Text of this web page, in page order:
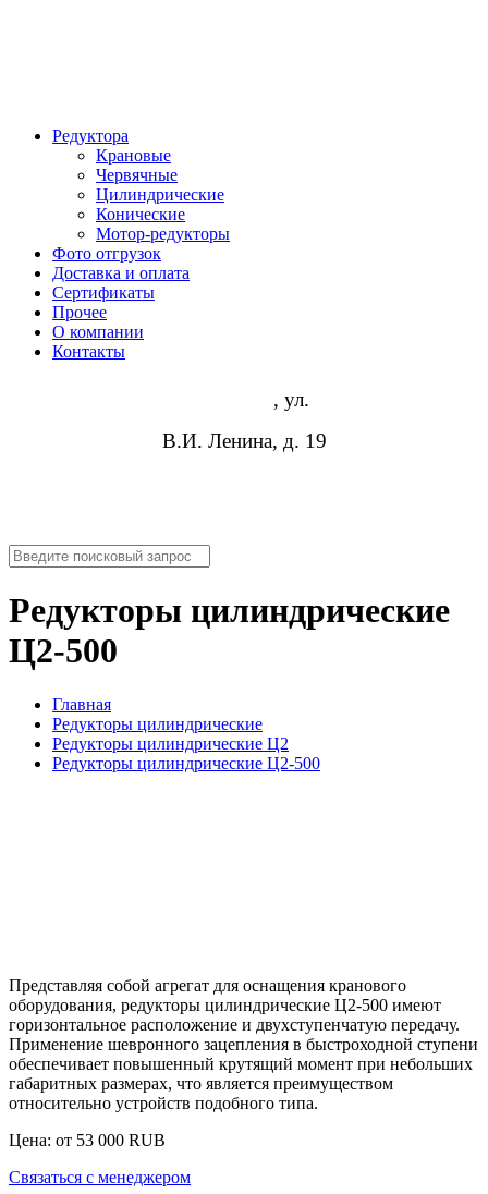
Редуктора
Крановые
Червячные
Цилиндрические
Конические
Мотор-редукторы
Фото отгрузок
Доставка и оплата
Сертификаты
Прочее
О компании
Контакты
, ул.
В.И. Ленина, д. 19
Редукторы цилиндрические
Ц2-500
Главная
Редукторы цилиндрические
Редукторы цилиндрические Ц2
Редукторы цилиндрические Ц2-500
Представляя собой агрегат для оснащения кранового
оборудования, редукторы цилиндрические Ц2-500 имеют
горизонтальное расположение и двухступенчатую передачу.
Применение шевронного зацепления в быстроходной ступени
обеспечивает повышенный крутящий момент при небольших
габаритных размерах, что является преимуществом
относительно устройств подобного типа.
Цена: от 53 000 RUB
Связаться с менеджером